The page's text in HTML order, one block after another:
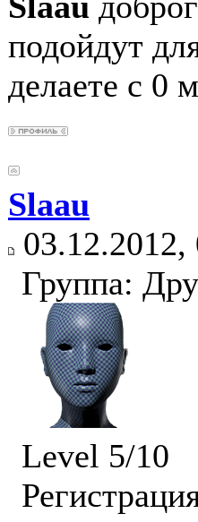
подойдут
делаете с 0
Slaau
03.12.2012,
Группа:
Level 5/10